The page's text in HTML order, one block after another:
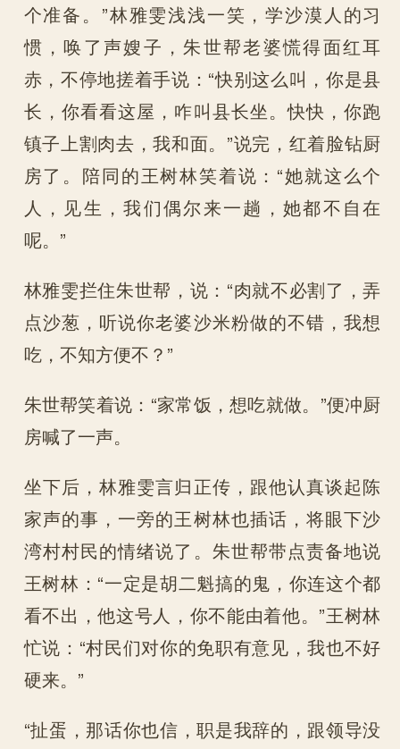
个准备。”林雅雯浅浅一笑，学沙漠人的习
惯，唤了声嫂子，朱世帮老婆慌得面红耳
赤，不停地搓着手说：“快别这么叫，你是县
长，你看看这屋，咋叫县长坐。快快，你跑
镇子上割肉去，我和面。”说完，红着脸钻厨
房了。陪同的王树林笑着说：“她就这么个
人，见生，我们偶尔来一趟，她都不自在
呢。”
林雅雯拦住朱世帮，说：“肉就不必割了，弄
点沙葱，听说你老婆沙米粉做的不错，我想
吃，不知方便不？”
朱世帮笑着说：“家常饭，想吃就做。”便冲厨
房喊了一声。
坐下后，林雅雯言归正传，跟他认真谈起陈
家声的事，一旁的王树林也插话，将眼下沙
湾村村民的情绪说了。朱世帮带点责备地说
王树林：“一定是胡二魁搞的鬼，你连这个都
看不出，他这号人，你不能由着他。”王树林
忙说：“村民们对你的免职有意见，我也不好
硬来。”
“扯蛋，那话你也信，职是我辞的，跟领导没